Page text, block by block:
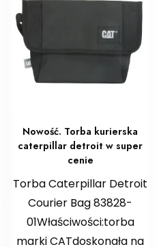
Nowość. Torba kurierska
caterpillar detroit w super
cenie
Torba Caterpillar Detroit
Courier Bag 83828-
01Właściwości:torba
marki CATdoskonała na